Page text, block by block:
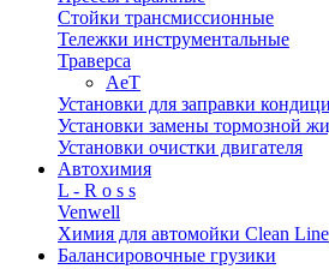
Стойки трансмиссионные
Тележки инструментальные
Траверса
AeT
Установки для заправки
Установки замены тормозной
Установки очистки двигателя
Автохимия
L - R o s s
Venwell
Химия для автомойки Clean Line
Балансировочные грузики